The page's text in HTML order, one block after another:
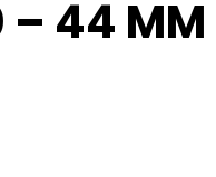
– 44 MM